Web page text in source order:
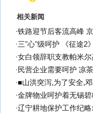
相关新闻
·铁路迎节后客流高峰
·三"心"级呵护 《征途2
·女白领辞职支教帕米
·民营企业需要呵护 凉
·■山洪突泻,为了安全,
·金牌物业呵护着无锡
·辽宁耕地保护工作纪